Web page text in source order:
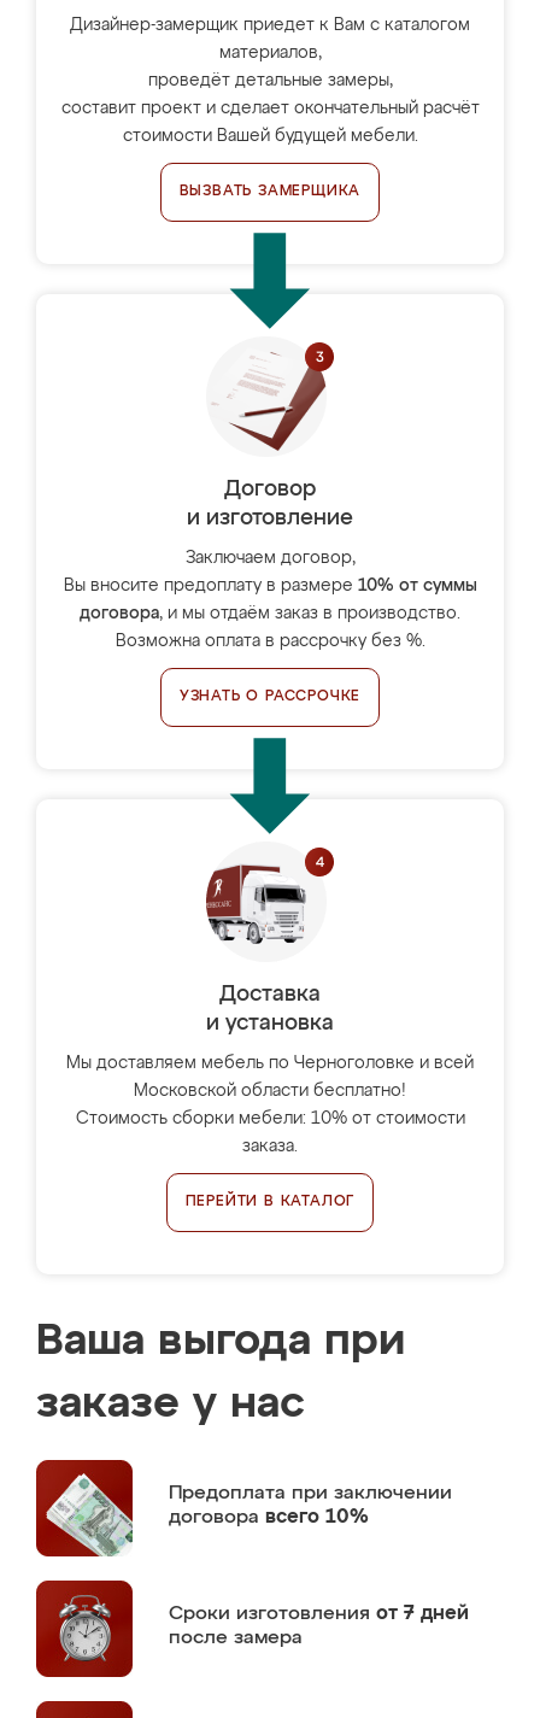
Дизайнер-замерщик приедет к Вам с каталогом
материалов,
проведёт детальные замеры,
составит проект и сделает окончательный расчёт
стоимости Вашей будущей мебели.
ВЫЗВАТЬ ЗАМЕРЩИКА
Договор
и изготовление
Заключаем договор,
Вы вносите предоплату в размере 10% от суммы
договора, и мы отдаём заказ в производство.
Возможна оплата в рассрочку без %.
УЗНАТЬ О РАССРОЧКЕ
Доставка
и установка
Мы доставляем мебель по Черноголовке и всей
Московской области бесплатно!
Стоимость сборки мебели: 10% от стоимости
заказа.
ПЕРЕЙТИ В КАТАЛОГ
Ваша выгода при
заказе у нас
Предоплата при заключении
договора всего 10%
Сроки изготовления от 7 дней
после замера